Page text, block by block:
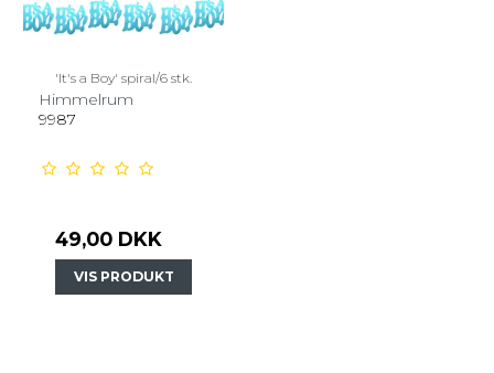
'It's a Boy' spiral/6 stk.
Himmelrum
9987
49,00 DKK
VIS PRODUKT